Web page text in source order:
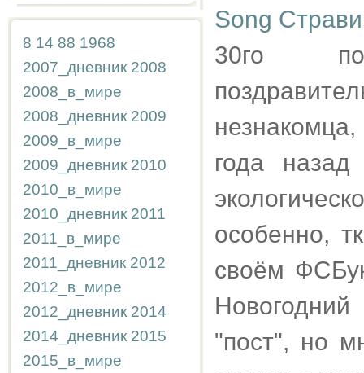
8 14 88 1968
2007_дневник 2008
2008_в_мире
2008_дневник 2009
2009_в_мире
2009_дневник 2010
2010_в_мире
2010_дневник 2011
2011_в_мире
2011_дневник 2012
2012_в_мире
2012_дневник 2014
2014_дневник 2015
2015_в_мире
Song
30го
года
особенно,
своём
"пост", но